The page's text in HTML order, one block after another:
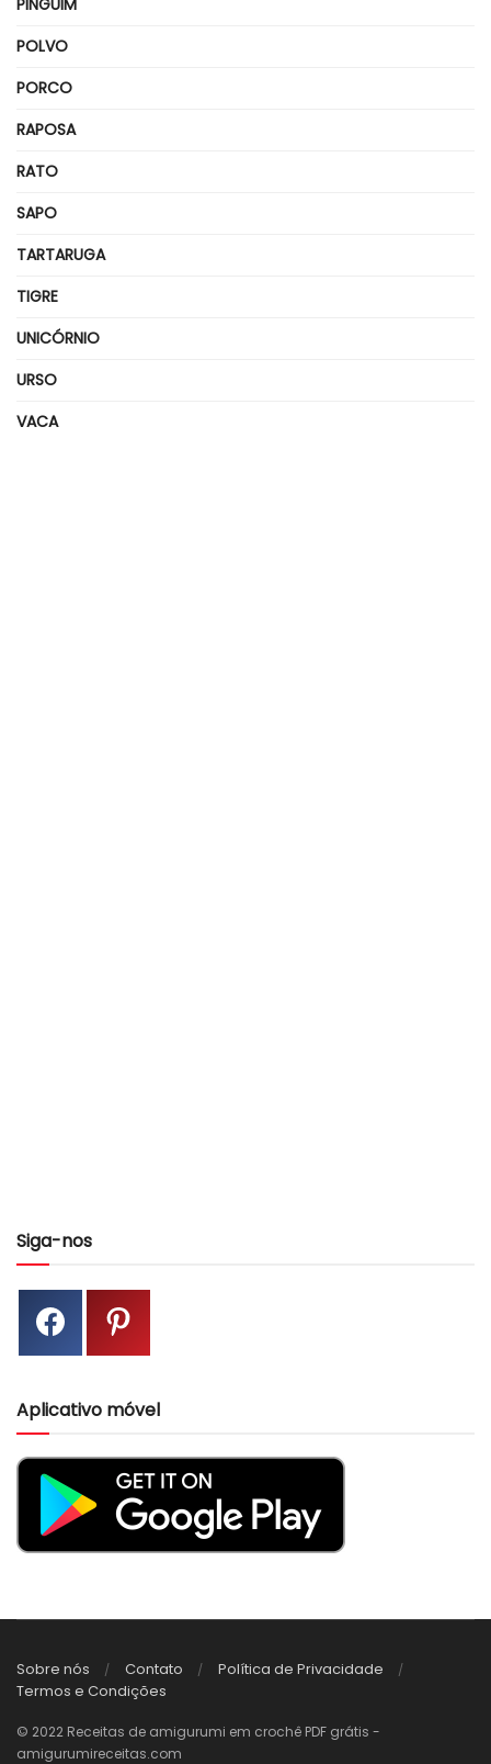
POLVO
PORCO
RAPOSA
RATO
SAPO
TARTARUGA
TIGRE
UNICÓRNIO
URSO
VACA
Siga-nos
Aplicativo móvel
Sobre nós Contato
Política de Privacidade
Termos e Condições
© 2022 Receitas de amigurumi em crochê PDF grátis -
amigurumireceitas.com